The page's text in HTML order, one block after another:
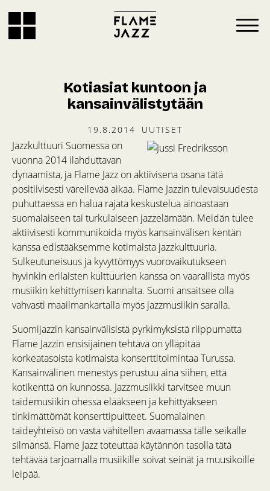
Kotiasiat kuntoon ja
kansainvälistytään
19.8.2014 UUTISET
Jazzkulttuuri Suomessa on
vuonna 2014 ilahduttavan
dynaamista, ja Flame Jazz on aktiivisena osana tätä
positiivisesti väreilevää aikaa. Flame Jazzin tulevaisuudesta
puhuttaessa en halua rajata keskustelua ainoastaan
suomalaiseen tai turkulaiseen jazzelämään. Meidän tulee
aktiivisesti kommunikoida myös kansainvälisen kentän
kanssa edistääksemme kotimaista jazzkulttuuria.
Sulkeutuneisuus ja kyvyttömyys vuorovaikutukseen
hyvinkin erilaisten kulttuurien kanssa on vaarallista myös
musiikin kehittymisen kannalta. Suomi ansaitsee olla
vahvasti maailmankartalla myös jazzmusiikin saralla.
Suomijazzin kansainvälisistä pyrkimyksistä riippumatta
Flame Jazzin ensisijainen tehtävä on ylläpitää
korkeatasoista kotimaista konserttitoimintaa Turussa.
Kansainvälinen menestys perustuu aina siihen, että
kotikenttä on kunnossa. Jazzmusiikki tarvitsee muun
taidemusiikin ohessa elääkseen ja kehittyäkseen
tinkimättömät konserttipuitteet. Suomalainen
taideyhteisö on vasta vähitellen avaamassa tälle seikalle
silmänsä. Flame Jazz toteuttaa käytännön tasolla tätä
tehtävää tarjoamalla musiikille soivat seinät ja muusikoille
leipää.